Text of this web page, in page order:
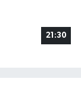
21:30